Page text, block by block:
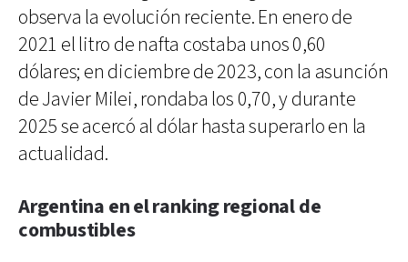
observa la evolución reciente. En enero de
2021 el litro de nafta costaba unos 0,60
dólares; en diciembre de 2023, con la asunción
de Javier Milei, rondaba los 0,70, y durante
2025 se acercó al dólar hasta superarlo en la
actualidad.
Argentina en el ranking regional de
combustibles